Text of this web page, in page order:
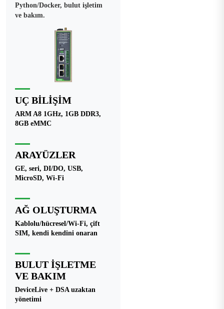
Python/Docker, bulut işletim
ve bakım.
UÇ BILIŞIM
ARM A8 1GHz, 1GB DDR3,
8GB eMMC
ARAYÜZLER
GE, seri, DI/DO, USB,
MicroSD, Wi-Fi
AĞ OLUŞTURMA
Kablolu/hücresel/Wi-Fi, çift
SIM, kendi kendini onaran
BULUT İŞLETME
VE BAKIM
DeviceLive + DSA uzaktan
yönetimi